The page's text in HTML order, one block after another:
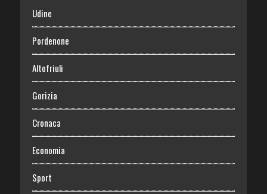
Udine
Pordenone
Altofriuli
Gorizia
Cronaca
Economia
Sport